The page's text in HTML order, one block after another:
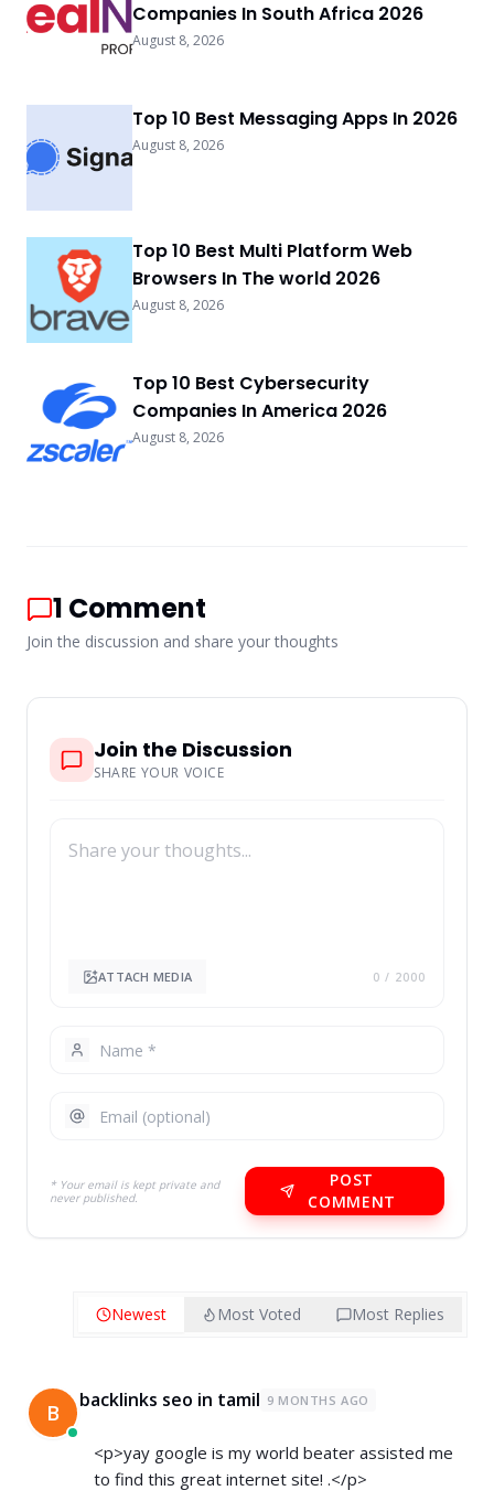
Companies In South Africa 2026
August 8, 2026
Top 10 Best Messaging Apps In 2026
August 8, 2026
Top 10 Best Multi Platform Web
Browsers In The world 2026
August 8, 2026
Top 10 Best Cybersecurity
Companies In America 2026
August 8, 2026
1 Comment
Join the discussion and share your thoughts
Join the Discussion
SHARE YOUR VOICE
ATTACH MEDIA 0 / 2000
* Your email is kept private and
never published.
POST
COMMENT
Newest Most Voted Most Replies
B backlinks seo in tamil 9 MONTHS AGO
<p>yay google is my world beater assisted me
to find this great internet site! .</p>